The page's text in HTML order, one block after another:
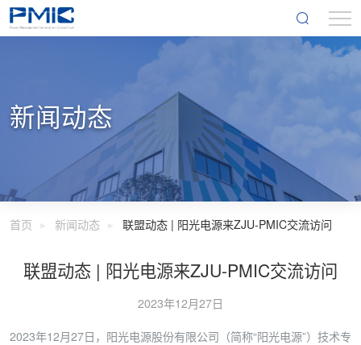
新闻动态
首页 新闻动态 联盟动态 | 阳光电源来ZJU-PMIC交流访问
联盟动态 | 阳光电源来ZJU-PMIC交流访问
2023年12月27日
2023年12月27日，阳光电源股份有限公司（简称“阳光电源”）技术专